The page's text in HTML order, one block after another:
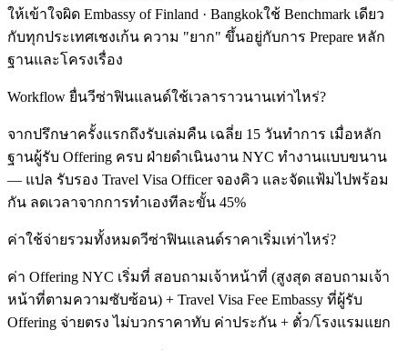
ให้เข้าใจผิด Embassy of Finland · Bangkokใช้ Benchmark เดียว
กับทุกประเทศเชงเก้น ความ "ยาก" ขึ้นอยู่กับการ Prepare หลัก
ฐานและโครงเรื่อง
Workflow ยื่นวีซ่าฟินแลนด์ใช้เวลาราวนานเท่าไหร่?
จากปรึกษาครั้งแรกถึงรับเล่มคืน เฉลี่ย 15 วันทำการ เมื่อหลัก
ฐานผู้รับ Offering ครบ ฝ่ายดำเนินงาน NYC ทำงานแบบขนาน
— แปล รับรอง Travel Visa Officer จองคิว และจัดแฟ้มไปพร้อม
กัน ลดเวลาจากการทำเองทีละขั้น 45%
ค่าใช้จ่ายรวมทั้งหมดวีซ่าฟินแลนด์ราคาเริ่มเท่าไหร่?
ค่า Offering NYC เริ่มที่ สอบถามเจ้าหน้าที่ (สูงสุด สอบถามเจ้า
หน้าที่ตามความซับซ้อน) + Travel Visa Fee Embassy ที่ผู้รับ
Offering จ่ายตรง ไม่บวกราคาทับ ค่าประกัน + ตั๋ว/โรงแรมแยก